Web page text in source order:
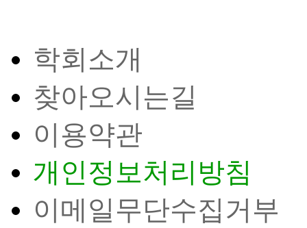
학회소개
찾아오시는길
이용약관
개인정보처리방침
이메일무단수집거부